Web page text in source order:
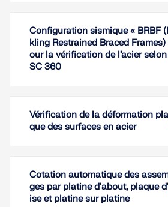
Configuration sismique « BRBF
kling Restrained Braced Frames)
our la vérification de l’acier selon
SC 360
Vérification de la déformation
que des surfaces en acier
Cotation automatique des
ges par platine d'about, plaque
ise et platine sur platine